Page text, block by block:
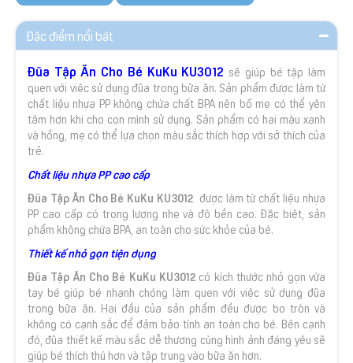
Đặc điểm nổi bật
Đũa Tập Ăn Cho Bé KuKu KU3012 sẽ giúp bé tập làm
quen với việc sử dụng đũa trong bữa ăn. Sản phẩm được làm từ
chất liệu nhựa PP không chứa chất BPA nên bố mẹ có thể yên
tâm hơn khi cho con mình sử dụng. Sản phẩm có hai màu xanh
và hồng, mẹ có thể lựa chọn màu sắc thích hợp với sở thích của
trẻ.
Chất liệu nhựa PP cao cấp
Đũa Tập Ăn Cho Bé KuKu KU3012 được làm từ chất liệu nhựa
PP cao cấp có trọng lượng nhẹ và độ bền cao. Đặc biêt, sản
phẩm không chứa BPA, an toàn cho sức khỏe của bé.
Thiết kế nhỏ gọn tiện dụng
Đũa Tập Ăn Cho Bé KuKu KU3012 có kích thước nhỏ gọn vừa
tay bé giúp bé nhanh chóng làm quen với việc sử dụng đũa
trong bữa ăn. Hai đầu của sản phẩm đều được bo tròn và
không có cạnh sắc để đảm bảo tính an toàn cho bé. Bên cạnh
đó, đũa thiết kế màu sắc dễ thương cùng hình ảnh đáng yêu sẽ
giúp bé thích thú hơn và tập trung vào bữa ăn hơn.